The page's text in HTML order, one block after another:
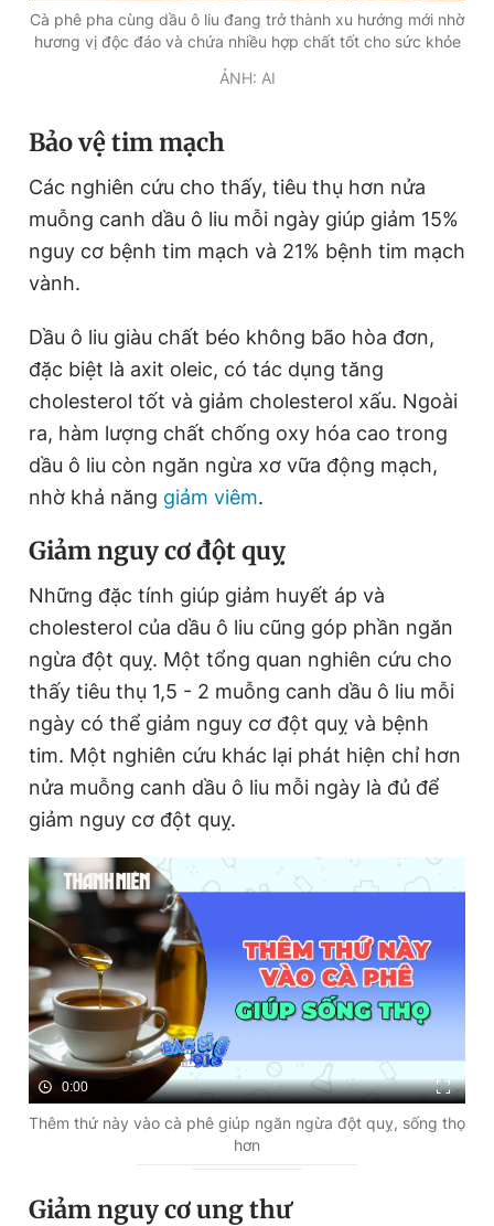
Cà phê pha cùng dầu ô liu đang trở thành xu hướng mới nhờ
hương vị độc đáo và chứa nhiều hợp chất tốt cho sức khỏe
ẢNH: AI
Bảo vệ tim mạch
Các nghiên cứu cho thấy, tiêu thụ hơn nửa
muỗng canh dầu ô liu mỗi ngày giúp giảm 15%
nguy cơ bệnh tim mạch và 21% bệnh tim mạch
vành.
Dầu ô liu giàu chất béo không bão hòa đơn,
đặc biệt là axit oleic, có tác dụng tăng
cholesterol tốt và giảm cholesterol xấu. Ngoài
ra, hàm lượng chất chống oxy hóa cao trong
dầu ô liu còn ngăn ngừa xơ vữa động mạch,
nhờ khả năng giảm viêm.
Giảm nguy cơ đột quỵ
Những đặc tính giúp giảm huyết áp và
cholesterol của dầu ô liu cũng góp phần ngăn
ngừa đột quỵ. Một tổng quan nghiên cứu cho
thấy tiêu thụ 1,5 - 2 muỗng canh dầu ô liu mỗi
ngày có thể giảm nguy cơ đột quỵ và bệnh
tim. Một nghiên cứu khác lại phát hiện chỉ hơn
nửa muỗng canh dầu ô liu mỗi ngày là đủ để
giảm nguy cơ đột quỵ.
0:00
Thêm thứ này vào cà phê giúp ngăn ngừa đột quỵ, sống thọ
hơn
Giảm nguy cơ ung thư